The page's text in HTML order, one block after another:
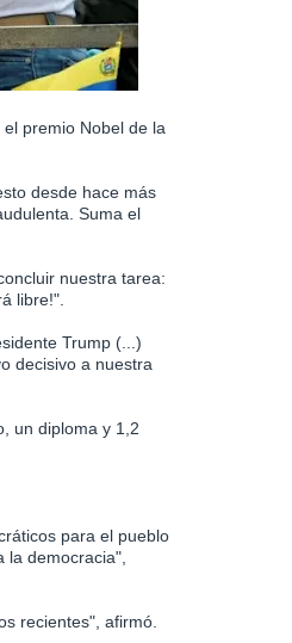
premio Nobel de la
desde hace más
Suma el
nuestra tarea:
libre!".
Trump (...)
decisivo a nuestra
un diploma y 1,2
para el pueblo
democracia",
recientes", afirmó.